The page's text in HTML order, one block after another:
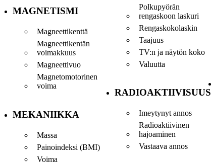
MAGNETISMI
Magneettikenttä
Magneettikentän
voimakkuus
Magneettivuo
Magnetomotorinen
voima
MEKANIIKKA
Massa
Painoindeksi (BMI)
Voima
Polkupyörän
rengaskoon laskuri
Rengaskokolaskin
Taajuus
TV:n ja näytön koko
Valuutta
RADIOAKTIIVISUUS
Imeytynyt annos
Radioaktiivinen
hajoaminen
Vastaava annos